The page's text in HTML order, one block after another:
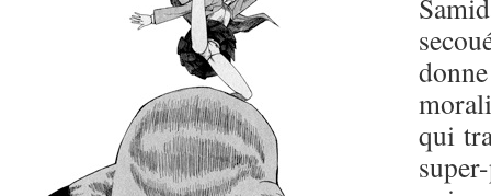
qui